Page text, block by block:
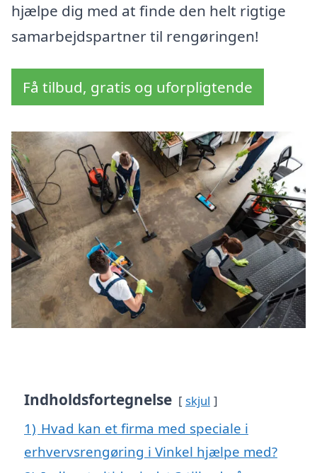
hjælpe dig med at finde den helt rigtige
samarbejdspartner til rengøringen!
Få tilbud, gratis og uforpligtende
Indholdsfortegnelse skjul
1) Hvad kan et firma med speciale i
erhvervsrengøring i Vinkel hjælpe med?